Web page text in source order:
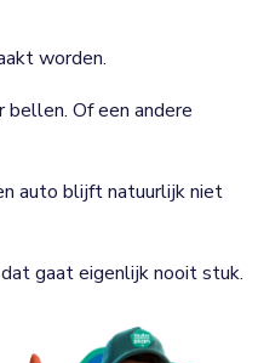
worden.
bellen. Of een andere
auto blijft natuurlijk niet
gaat eigenlijk nooit stuk.